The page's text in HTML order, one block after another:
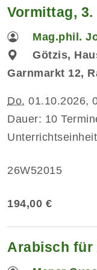
Vormittag, 3.
Mag.phil.
Götzis,
Garnmarkt 12,
Do. 01.10.2026,
Dauer: 10
26W52015
194,00 €
Arabisch für